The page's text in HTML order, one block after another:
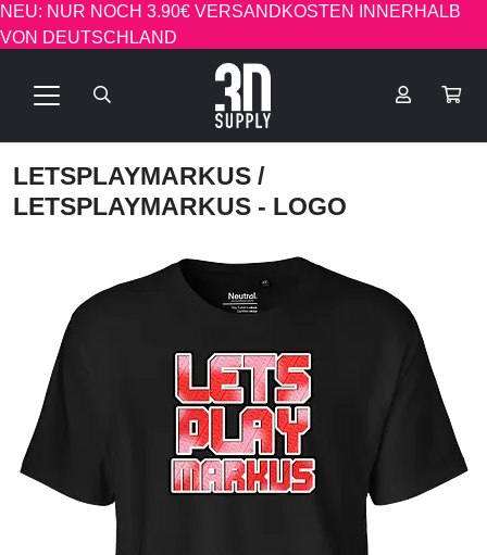
NEU: NUR NOCH 3.90€ VERSANDKOSTEN INNERHALB
VON DEUTSCHLAND
LETSPLAYMARKUS /
LETSPLAYMARKUS - LOGO